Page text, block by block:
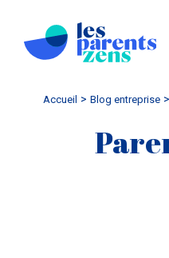
Accueil blog entreprise